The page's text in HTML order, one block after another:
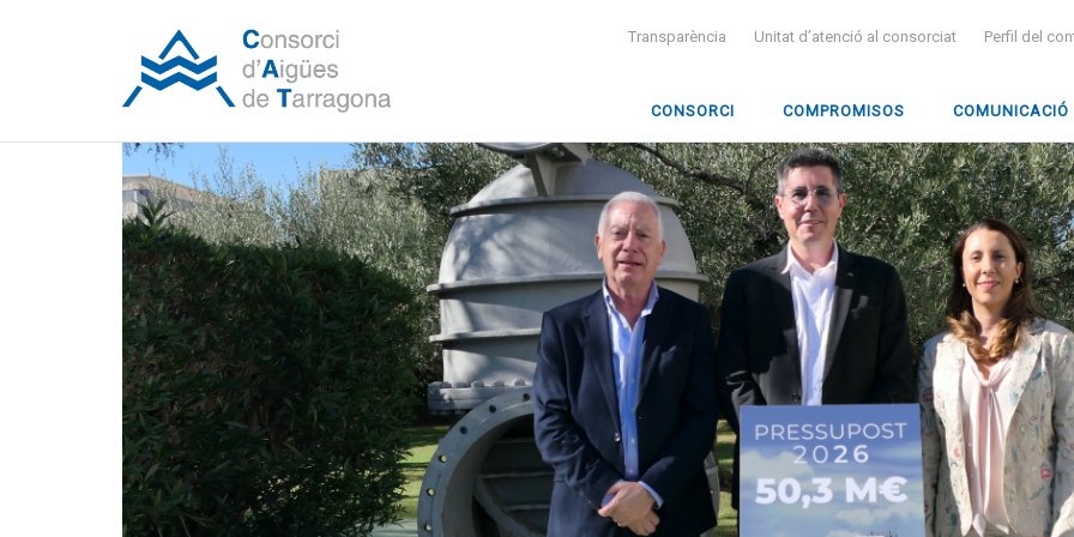
Transparència Unitat d’atenció al consorciat Perfil del
CONSORCI COMPROMISOS COMUNICACIÓ